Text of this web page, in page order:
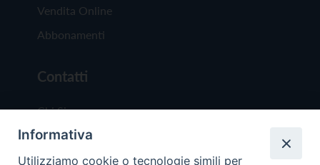
Vendita Online
Abbonamenti
Contatti
Chi Siamo
Redazione
Scrivici
Informativa
Utilizziamo cookie o tecnologie simili per